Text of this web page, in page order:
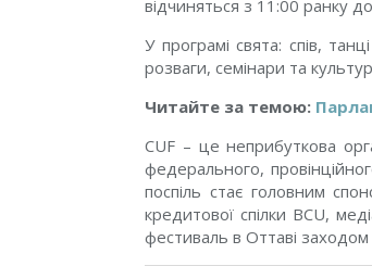
відчиняться з 11:00 ранку
У програмі свята: спів,
розваги, семінари та
Читайте за темою:
СUF – це неприбуткова
федерального,
поспіль стає головним
кредитової спілки BCU,
фестиваль в Оттаві заходом